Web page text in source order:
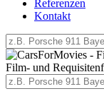
Referenzen
Kontakt
Film- und